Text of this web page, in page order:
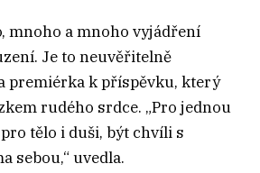
mnoho a mnoho vyjádření
Je to neuvěřitelně
premiérka k příspěvku, který
rudého srdce. „Pro jednou
tělo i duši, být chvíli s
sebou,“ uvedla.